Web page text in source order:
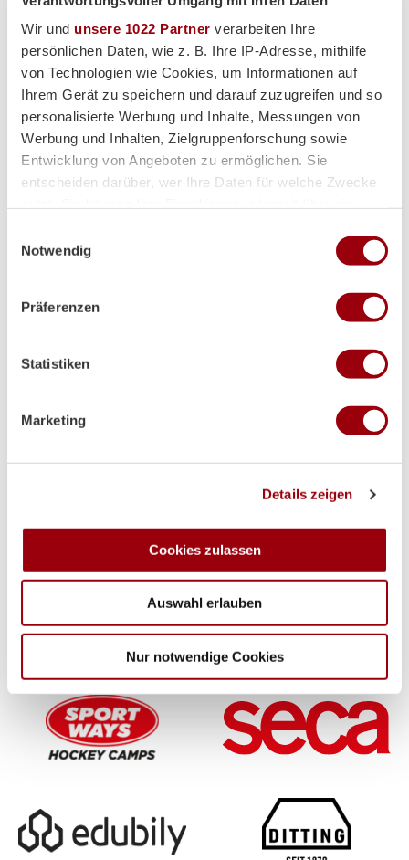
Wir und unsere 1022 Partner verarbeiten Ihre
persönlichen Daten, wie z. B. Ihre IP-Adresse, mithilfe
von Technologien wie Cookies, um Informationen auf
Ihrem Gerät zu speichern und darauf zuzugreifen und so
personalisierte Werbung und Inhalte, Messungen von
Werbung und Inhalten, Zielgruppenforschung sowie
Entwicklung von Angeboten zu ermöglichen. Sie
entscheiden darüber, wer Ihre Daten für welche Zwecke
Trigger Symbol ändern oder widerrufen
Informationen über Ihre geografische Lage erfassen,
Ihr Gerät durch aktives Scannen nach bestimmten
Merkmalen (Fingerprinting) identifizieren
verarbeitet werden, und legen Sie Ihre Präferenzen im
Abschnitt Einzelheiten
personalisieren, Funktionen für soziale Medien anbieten
soziale Medien, Werbung und Analysen weiter. Unsere
Partner führen diese Informationen möglicherweise mit
weiteren Daten zusammen, die Sie ihnen bereitgestellt
haben oder die sie im Rahmen Ihrer Nutzung der Dienste
Notwendig
Präferenzen
Statistiken
Marketing
Details zeigen
Cookies zulassen
Auswahl erlauben
Nur notwendige Cookies
Supplier